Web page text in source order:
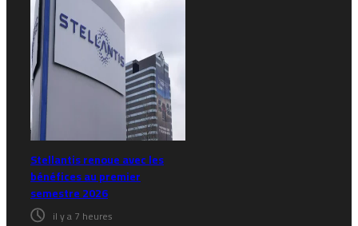
Stellantis renoue avec les
bénéfices au premier
semestre 2026
il y a 7 heures